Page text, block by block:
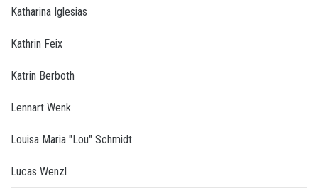
Katharina Iglesias
Kathrin Feix
Katrin Berboth
Lennart Wenk
Louisa Maria "Lou" Schmidt
Lucas Wenzl